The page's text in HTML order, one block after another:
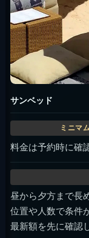
サンベッド
料金は予約時に確
昼から夕方まで長
位置や人数で条件
最新額を先に確認